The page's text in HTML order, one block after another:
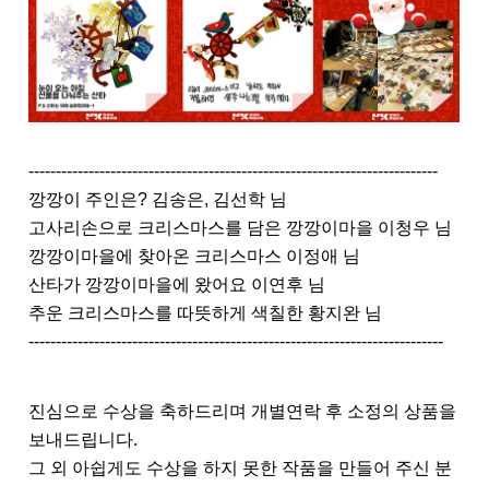
---------------------------------------------------------------------------
깡깡이 주인은? 김송은, 김선학 님
고사리손으로 크리스마스를 담은 깡깡이마을 이청우 님
깡깡이마을에 찾아온 크리스마스 이정애 님
산타가 깡깡이마을에 왔어요 이연후 님
추운 크리스마스를 따뜻하게 색칠한 황지완 님
----------------------------------------------------------------------------
진심으로 수상을 축하드리며 개별연락 후 소정의 상품을
보내드립니다.
그 외 아쉽게도 수상을 하지 못한 작품을 만들어 주신 분